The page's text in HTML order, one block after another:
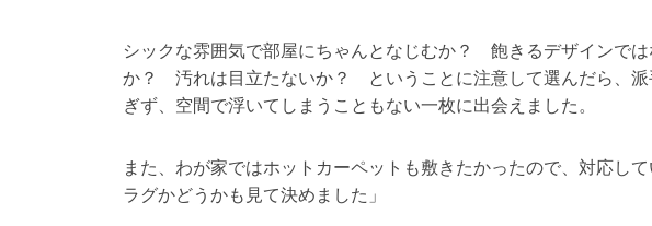
シックな雰囲気で部屋にちゃんとなじむか？ 飽きるデザインで
か？ 汚れは目立たないか？ ということに注意して選んだら、派
ぎず、空間で浮いてしまうこともない一枚に出会えました。
また、わが家ではホットカーペットも敷きたかったので、対応し
ラグかどうかも見て決めました」